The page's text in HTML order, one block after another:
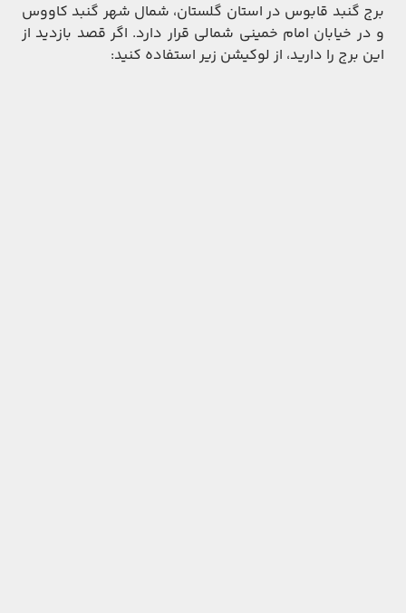
برج گنبد قابوس در استان گلستان، شمال شهر گنبد کاووس
و در خیابان امام خمینی شمالی قرار دارد. اگر قصد بازدید از
این برج را دارید، از لوکیشن زیر استفاده کنید: